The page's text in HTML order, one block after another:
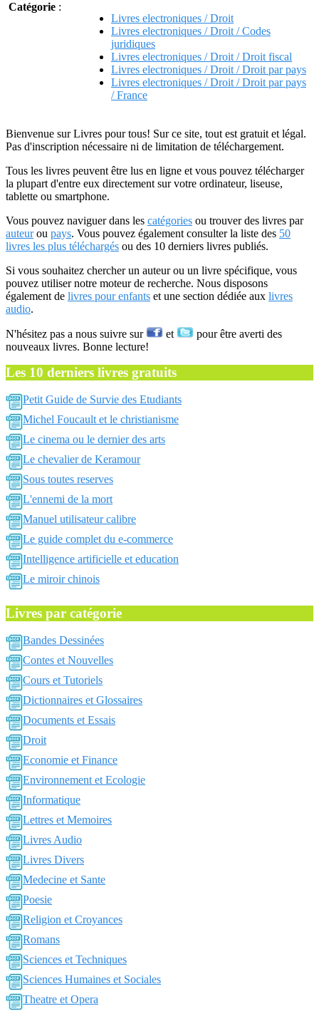
Catégorie :
Livres electroniques / Droit
Livres electroniques / Droit / Codes
juridiques
Livres electroniques / Droit / Droit fiscal
Livres electroniques / Droit / Droit par pays
Livres electroniques / Droit / Droit par pays
/ France
Bienvenue sur Livres pour tous! Sur ce site, tout est gratuit et légal.
Pas d'inscription nécessaire ni de limitation de téléchargement.
Tous les livres peuvent être lus en ligne et vous pouvez télécharger
la plupart d'entre eux directement sur votre ordinateur, liseuse,
tablette ou smartphone.
Vous pouvez naviguer dans les catégories ou trouver des livres par
auteurou pays. Vous pouvez également consulter la liste des 50
livres les plus téléchargés ou des 10 derniers livres publiés.
Si vous souhaitez chercher un auteur ou un livre spécifique, vous
pouvez utiliser notre moteur de recherche. Nous disposons
également de livres pour enfants et une section dédiée aux livres
audio.
N'hésitez pas a nous suivre sur et
pour être averti des
nouveaux livres. Bonne lecture!
Les 10 derniers livres gratuits
Petit Guide de Survie des Etudiants
Michel Foucault et le christianisme
Le cinema ou le dernier des arts
Le chevalier de Keramour
Sous toutes reserves
L'ennemi de la mort
Manuel utilisateur calibre
Le guide complet du e-commerce
Intelligence artificielle et education
Le miroir chinois
Livres par catégorie
Bandes Dessinées
Contes et Nouvelles
Cours et Tutoriels
Dictionnaires et Glossaires
Documents et Essais
Droit
Economie et Finance
Environnement et Ecologie
Informatique
Lettres et Memoires
Livres Audio
Livres Divers
Medecine et Sante
Poesie
Religion et Croyances
Romans
Sciences et Techniques
Sciences Humaines et Sociales
Theatre et Opera